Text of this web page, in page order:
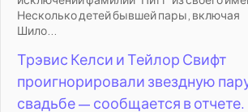
Несколько детей бывшей пары, включая
Шило...
Трэвис Келси и Тейлор Свифт
проигнорировали звездную
свадьбе — сообщается в отчете.